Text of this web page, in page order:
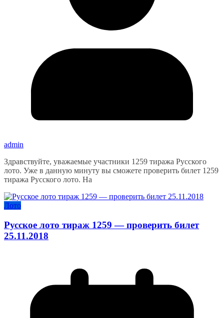
admin
Здравствуйте, уважаемые участники 1259 тиража Русского
лото. Уже в данную минуту вы сможете проверить билет 1259
тиража Русского лото. На
Лото
Русское лото тираж 1259 — проверить билет
25.11.2018